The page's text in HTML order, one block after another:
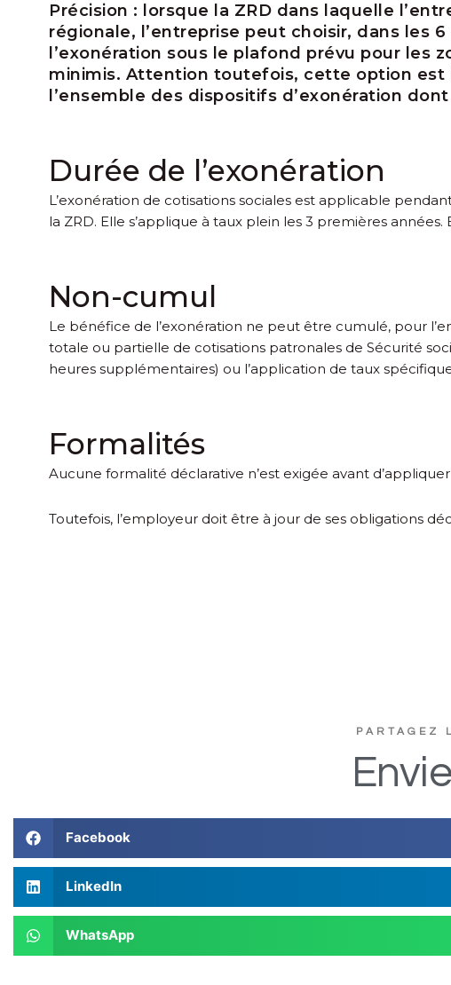
Précision : lorsque la ZRD dans laquelle
régionale, l’entreprise peut choisir, dans les
l’exonération sous le plafond prévu pour les
minimis. Attention toutefois, cette option est
l’ensemble des dispositifs d’exonération
Durée de l’exonération
L’exonération de cotisations sociales est applicable
la ZRD. Elle s’applique à taux plein les 3 premières
Non-cumul
Le bénéfice de l’exonération ne peut être cumulé, pour
totale ou partielle de cotisations patronales de Sécurité
heures supplémentaires) ou l’application de taux
Formalités
Aucune formalité déclarative n’est exigée avant d’appliquer
Toutefois, l’employeur doit être à jour de ses obligations
PARTAGEZ
Envie
Facebook
LinkedIn
WhatsApp